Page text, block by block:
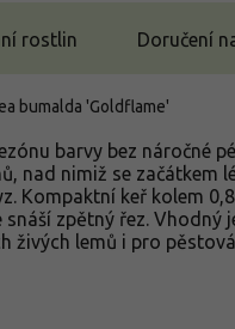
rostlin Doručení
bumalda 'Goldflame'
barvy bez náročné
nad nimiž se začátkem
Kompaktní keř kolem
zpětný řez. Vhodný
živých lemů i pro